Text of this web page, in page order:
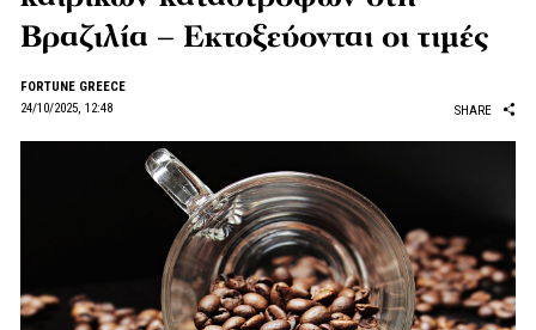
Βραζιλία – Εκτοξεύονται οι τιμές
FORTUNE GREECE
24/10/2025, 12:48
SHARE